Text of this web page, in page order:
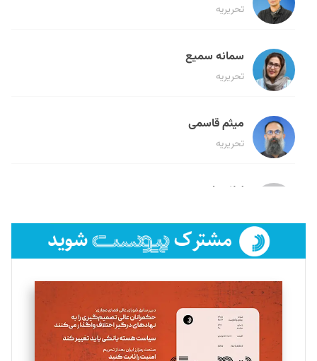
تحریریه
سمانه سمیع
تحریریه
میثم قاسمی
تحریریه
لیلا حنارود
فائزه فتحی رستمی
تحریریه
سروش کرمیان
تحریریه